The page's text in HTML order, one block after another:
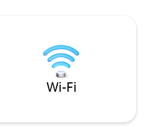
dostupno u stanu. Govorimo
španjolski.
Wi-Fi